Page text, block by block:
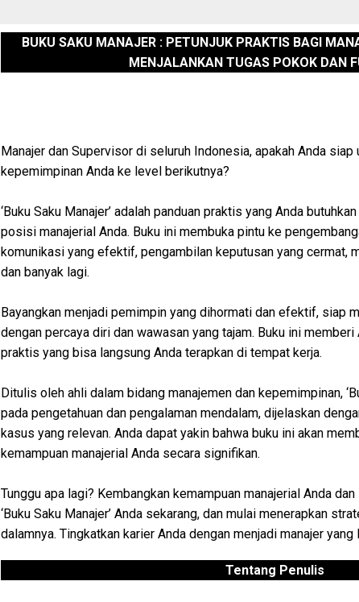
BUKU SAKU MANAJER : PETUNJUK PRAKTIS BAGI
MENJALANKAN TUGAS POKOK DAN
Manajer dan Supervisor di seluruh Indonesia, apakah Anda
kepemimpinan Anda ke level berikutnya?
‘Buku Saku Manajer’ adalah panduan praktis yang Anda
posisi manajerial Anda. Buku ini membuka pintu ke
komunikasi yang efektif, pengambilan keputusan yang cermat,
dan banyak lagi.
Bayangkan menjadi pemimpin yang dihormati dan efektif, siap
dengan percaya diri dan wawasan yang tajam. Buku ini
praktis yang bisa langsung Anda terapkan di tempat kerja.
Ditulis oleh ahli dalam bidang manajemen dan kepemimpinan,
pada pengetahuan dan pengalaman mendalam, dijelaskan
kasus yang relevan. Anda dapat yakin bahwa buku ini akan
kemampuan manajerial Anda secara signifikan.
Tunggu apa lagi? Kembangkan kemampuan manajerial Anda
‘Buku Saku Manajer’ Anda sekarang, dan mulai menerapkan
dalamnya. Tingkatkan karier Anda dengan menjadi manajer
Tentang Penulis